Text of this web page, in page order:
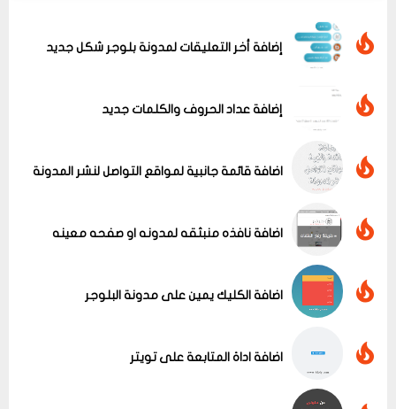
عرض الكل
إضافة أخر التعليقات لمدونة بلوجر شكل جديد
إضافة عداد الحروف والكلمات جديد
اضافة قائمة جانبية لمواقع التواصل لنشر المدونة
اضافة نافذه منبثقه لمدونه او صفحه معينه
اضافة الكليك يمين على مدونة البلوجر
اضافة اداة المتابعة على تويتر